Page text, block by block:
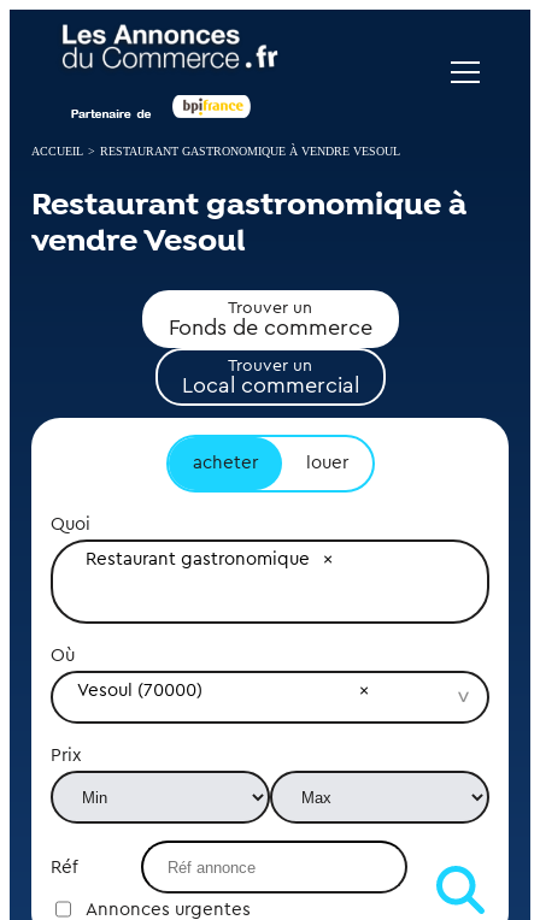
ACCUEIL > RESTAURANT GASTRONOMIQUE À VENDRE VESOUL
Restaurant gastronomique à
vendre Vesoul
Trouver un
Fonds de commerce
Trouver un
Local commercial
acheter louer
Quoi
Restaurant gastronomique
Où
Vesoul (70000)
Prix
Réf
Annonces urgentes
Panneau de gestion des cookies